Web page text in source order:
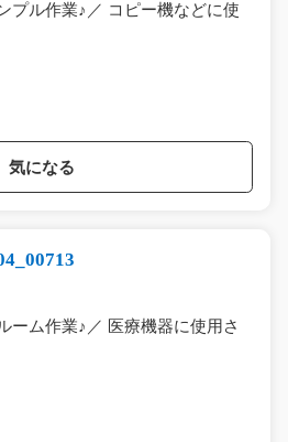
プル作業♪／ コピー機などに使
気になる
ーム作業♪／ 医療機器に使用さ